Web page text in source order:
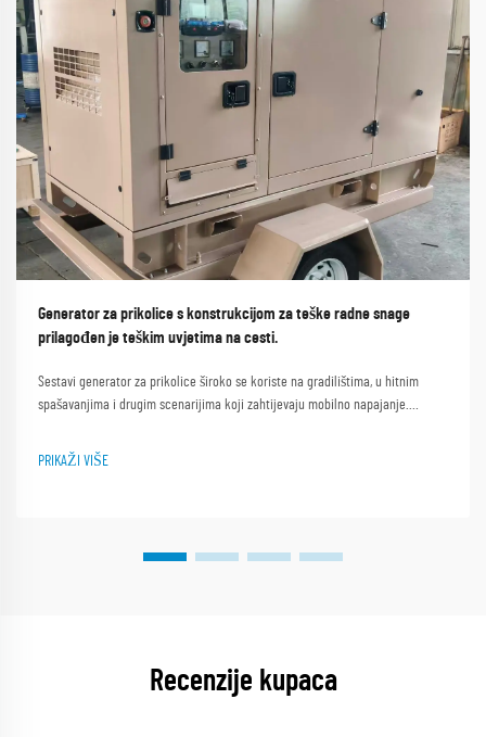
Generator za prikolice s konstrukcijom za teške radne snage
prilagođen je teškim uvjetima na cesti.
Sestavi generator za prikolice široko se koriste na gradilištima, u hitnim
spašavanjima i drugim scenarijima koji zahtijevaju mobilno napajanje.
blatne planinske staze i šljunčane ceste...
PRIKAŽI VIŠE
Recenzije kupaca